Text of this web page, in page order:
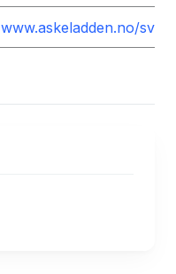
www.askeladden.no/sv